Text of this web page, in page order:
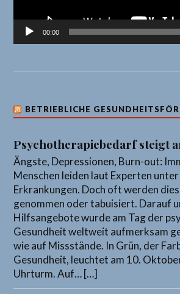
00:00
BETRIEBLICHE
Psychotherapiebedarf steigt
Ängste, Depressionen, Burn-out:
Menschen leiden laut Experten
Erkrankungen. Doch oft werden
genommen oder tabuisiert. Darauf
Hilfsangebote wurde am Tag der
Gesundheit weltweit aufmerksam
wie auf Missstände. In Grün, der
Gesundheit, leuchtet am 10.
Uhrturm. Auf… […]